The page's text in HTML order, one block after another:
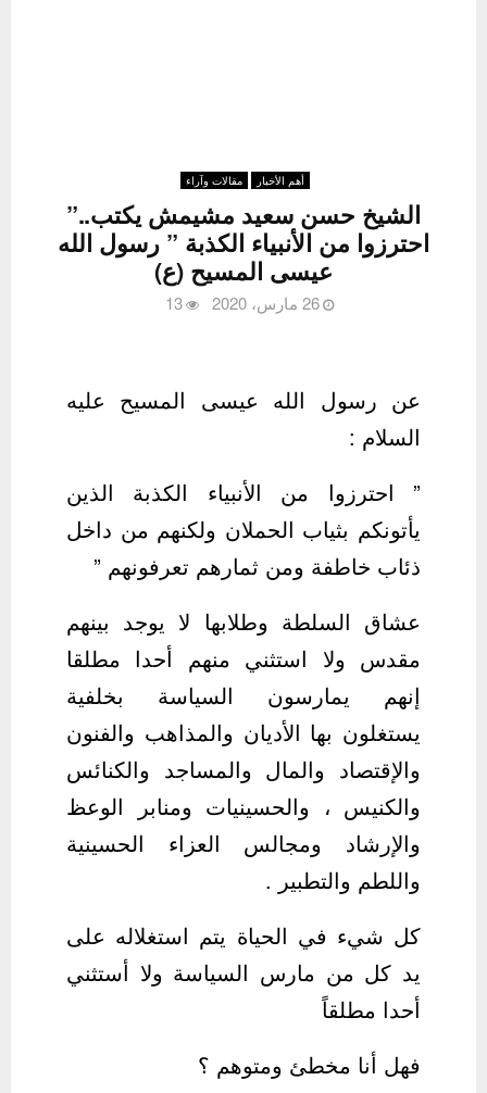
أهم الأخبار مقالات وآراء
الشيخ حسن سعيد مشيمش يكتب..”
احترزوا من الأنبياء الكذبة ” رسول الله
عيسى المسيح (ع)
26 مارس، 2020 13
عن رسول الله عيسى المسيح عليه
السلام :
” احترزوا من الأنبياء الكذبة الذين
يأتونكم بثياب الحملان ولكنهم من داخل
ذئاب خاطفة ومن ثمارهم تعرفونهم ”
عشاق السلطة وطلابها لا يوجد بينهم
مقدس ولا استثني منهم أحدا مطلقا
إنهم يمارسون السياسة بخلفية
يستغلون بها الأديان والمذاهب والفنون
والإقتصاد والمال والمساجد والكنائس
والكنيس ، والحسينيات ومنابر الوعظ
والإرشاد ومجالس العزاء الحسينية
واللطم والتطبير .
كل شيء في الحياة يتم استغلاله على
يد كل من مارس السياسة ولا أستثني
أحدا مطلقاً
فهل أنا مخطئ ومتوهم ؟